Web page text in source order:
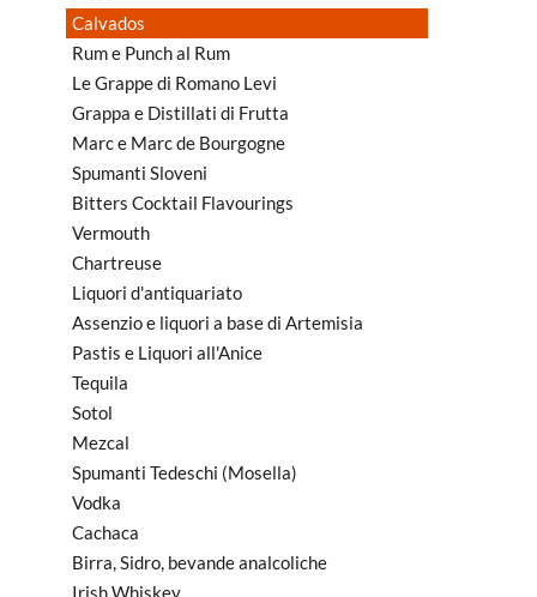
Calvados
Rum e Punch al Rum
Le Grappe di Romano Levi
Grappa e Distillati di Frutta
Marc e Marc de Bourgogne
Spumanti Sloveni
Bitters Cocktail Flavourings
Vermouth
Chartreuse
Liquori d'antiquariato
Assenzio e liquori a base di Artemisia
Pastis e Liquori all'Anice
Tequila
Sotol
Mezcal
Spumanti Tedeschi (Mosella)
Vodka
Cachaca
Birra, Sidro, bevande analcoliche
Irish Whiskey